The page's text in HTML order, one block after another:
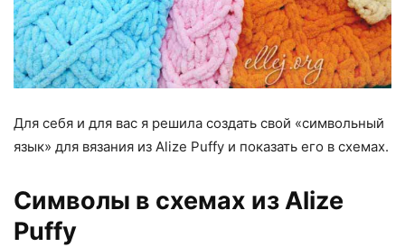
Для себя и для вас я решила создать свой «символьный
язык» для вязания из Alize Puffy и показать его в схемах.
Символы в схемах из Alize
Puffy